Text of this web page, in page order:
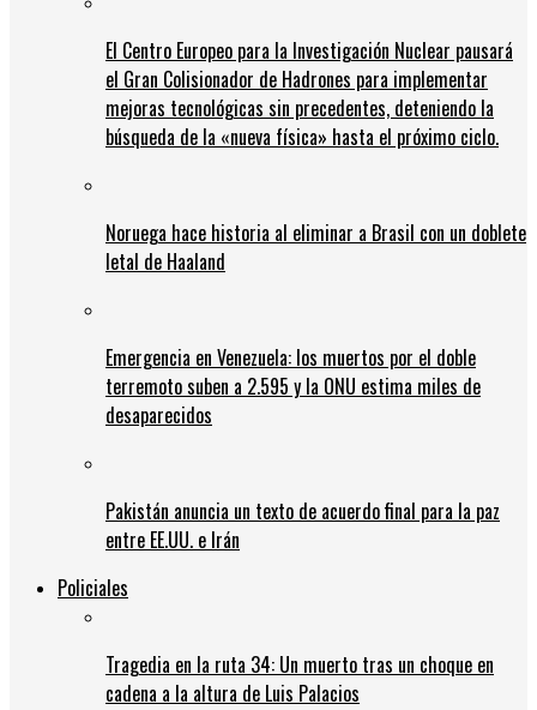
El Centro Europeo para la Investigación Nuclear pausará
el Gran Colisionador de Hadrones para implementar
mejoras tecnológicas sin precedentes, deteniendo la
búsqueda de la «nueva física» hasta el próximo ciclo.
Noruega hace historia al eliminar a Brasil con un doblete
letal de Haaland
Emergencia en Venezuela: los muertos por el doble
terremoto suben a 2.595 y la ONU estima miles de
desaparecidos
Pakistán anuncia un texto de acuerdo final para la paz
entre EE.UU. e Irán
Policiales
Tragedia en la ruta 34: Un muerto tras un choque en
cadena a la altura de Luis Palacios